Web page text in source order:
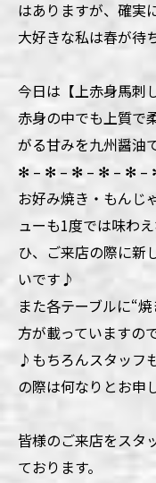
はありますが、確実
大好きな私は春が待
今日は【上赤身馬
赤身の中でも上質で
がる甘みを九州醤油
✻ – ✻ – ✻ – ✻ – ✻ –
お好み焼き・もんじ
ューも1度では味わ
ひ、ご来店の際に新
いです♪
また各テーブルに“
方が載っていますの
♪もちろんスタッフ
の際は何なりとお申
皆様のご来店をスタ
ております。